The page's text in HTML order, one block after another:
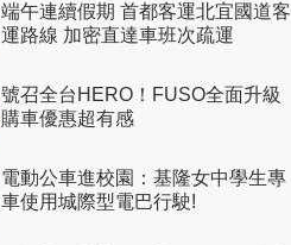
端午連續假期 首都客運北宜國道客
運路線 加密直達車班次疏運
號召全台HERO！FUSO全面升級
購車優惠超有感
電動公車進校園：基隆女中學生專
車使用城際型電巴行駛!